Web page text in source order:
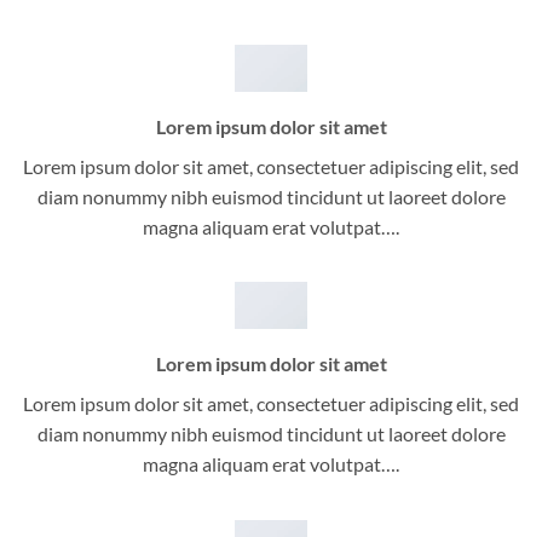
Lorem ipsum dolor sit amet
Lorem ipsum dolor sit amet, consectetuer adipiscing elit, sed
diam nonummy nibh euismod tincidunt ut laoreet dolore
magna aliquam erat volutpat….
Lorem ipsum dolor sit amet
Lorem ipsum dolor sit amet, consectetuer adipiscing elit, sed
diam nonummy nibh euismod tincidunt ut laoreet dolore
magna aliquam erat volutpat….